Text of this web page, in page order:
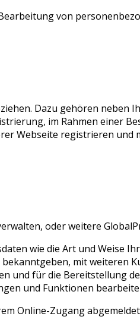
von
Dazu gehören neben
im Rahmen einer
Webseite registrieren
oder weitere
wie die Art und Weise
mit weiteren
und für die Bereitstellung
und Funktionen
Online-Zugang